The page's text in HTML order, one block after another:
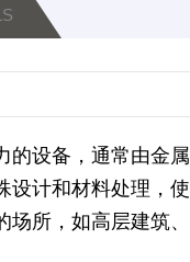
设备，通常由金
设计和材料处理，
所，如高层建筑